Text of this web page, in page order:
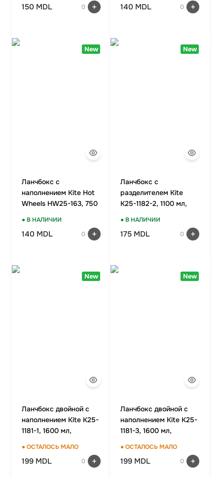
150 MDL 0 140 MDL 0
New
Ланчбокс с
наполнением Kite Hot
Wheels HW25-163, 750
● В НАЛИЧИИ
140 MDL 0
New
Ланчбокс с
разделителем Kite
K25-1182-2, 1100 мл,
● В НАЛИЧИИ
175 MDL 0
New
Ланчбокс двойной с
наполнением Kite K25-
1181-1, 1600 мл,
● ОСТАЛОСЬ МАЛО
199 MDL 0
New
Ланчбокс двойной с
наполнением Kite K25-
1181-3, 1600 мл,
● ОСТАЛОСЬ МАЛО
199 MDL 0